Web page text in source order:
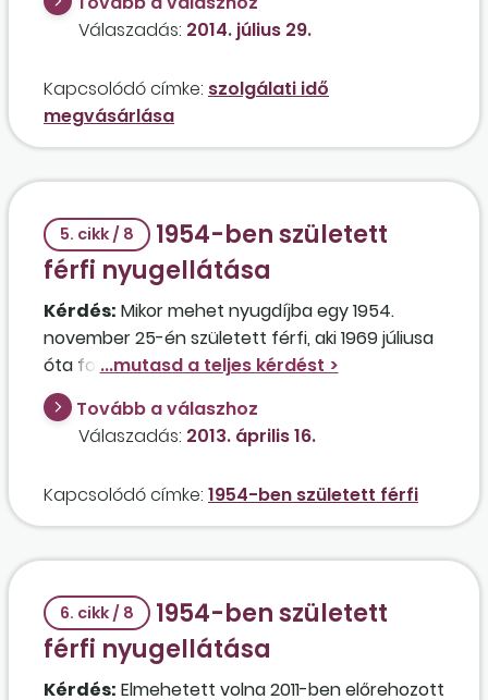
Válaszadás: 2014. július 29.
Kapcsolódó címke: szolgálati idő
megvásárlása
5. cikk / 8
1954-ben született
férfi nyugellátása
Kérdés: Mikor mehet nyugdíjba egy 1954.
november 25-én született férfi, aki 1969 júliusa
óta folyamatos munkaviszonnyal rendelkezik,
1972. június 12-től a MÁV-nál dolgozik, 10 és fél
évet töltött korkedvezményes munkakörben,
vonatvezető beosztásban?
Tovább a válaszhoz
Válaszadás: 2013. április 16.
Kapcsolódó címke: 1954-ben született férfi
6. cikk / 8
1954-ben született
férfi nyugellátása
Kérdés: Elmehetett volna 2011-ben előrehozott